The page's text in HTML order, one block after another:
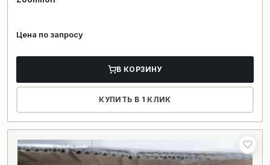
Цена по запросу
В КОРЗИНУ
КУПИТЬ В 1 КЛИК